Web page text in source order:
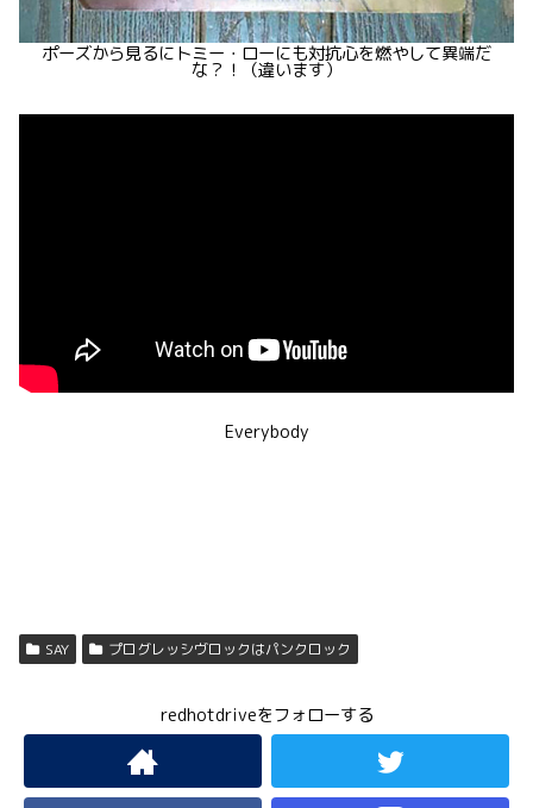
ポーズから見るにトミー・ローにも対抗心を燃やして異端だ
な？！（違います）
Everybody
SAY プログレッシヴロックはパンクロック
redhotdriveをフォローする